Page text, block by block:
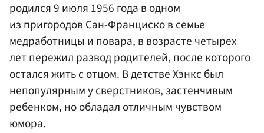
родился 9 июля 1956 года в одном
из пригородов Сан-Франциско в семье
медработницы и повара, в возрасте четырех
лет пережил развод родителей, после которого
остался жить с отцом. В детстве Хэнкс был
непопулярным у сверстников, застенчивым
ребенком, но обладал отличным чувством
юмора.